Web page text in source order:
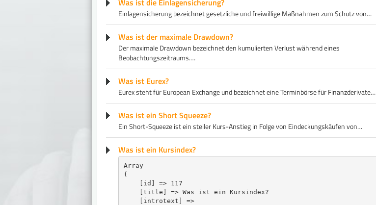
Was ist die Einlagensicherung?
Einlagensicherung bezeichnet gesetzliche und freiwillige Maßnahmen zum Schutz von…
Was ist der maximale Drawdown?
Der maximale Drawdown bezeichnet den kumulierten Verlust während eines
Beobachtungszeitraums.…
Was ist Eurex?
Eurex steht für European Exchange und bezeichnet eine Terminbörse für Finanzderivate…
Was ist ein Short Squeeze?
Ein Short-Squeeze ist ein steiler Kurs-Anstieg in Folge von Eindeckungskäufen von…
Was ist ein Kursindex?
Array
(
    [id] => 117
    [title] => Was ist ein Kursindex?
    [introtext] =>